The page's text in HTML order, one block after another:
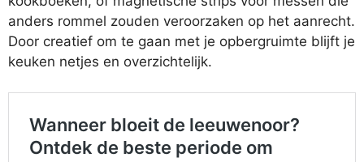
anders rommel zouden veroorzaken op het aanrecht.
Door creatief om te gaan met je opbergruimte blijft je
keuken netjes en overzichtelijk.